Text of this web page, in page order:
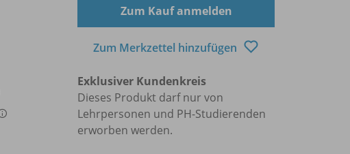
Zum Kauf anmelden
Zum Merkzettel hinzufügen
Exklusiver Kundenkreis
Dieses Produkt darf nur von
Lehrpersonen und PH-Studierenden
erworben werden.